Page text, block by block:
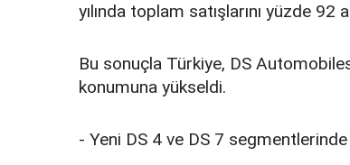
yılında toplam satışlarını yüzde
Bu sonuçla Türkiye, DS
konumuna yükseldi.
- Yeni DS 4 ve DS 7